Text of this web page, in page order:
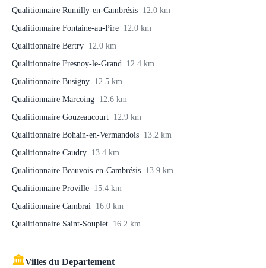
Qualitionnaire Rumilly-en-Cambrésis 12.0 km
Qualitionnaire Fontaine-au-Pire 12.0 km
Qualitionnaire Bertry 12.0 km
Qualitionnaire Fresnoy-le-Grand 12.4 km
Qualitionnaire Busigny 12.5 km
Qualitionnaire Marcoing 12.6 km
Qualitionnaire Gouzeaucourt 12.9 km
Qualitionnaire Bohain-en-Vermandois 13.2 km
Qualitionnaire Caudry 13.4 km
Qualitionnaire Beauvois-en-Cambrésis 13.9 km
Qualitionnaire Proville 15.4 km
Qualitionnaire Cambrai 16.0 km
Qualitionnaire Saint-Souplet 16.2 km
🏛Villes du Departement